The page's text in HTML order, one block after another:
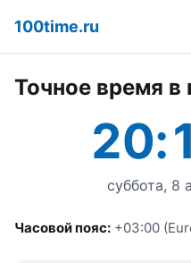
100time.ru
Точное время в
суббота, 8
Часовой пояс: +03:00